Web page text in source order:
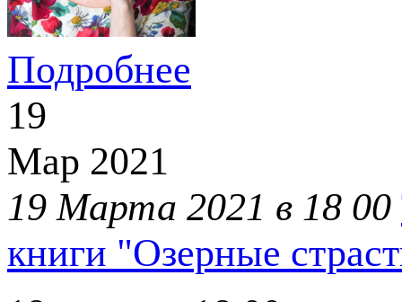
Подробнее
19
Мар 2021
19 Марта 2021 в 18 00
книги "Озерные